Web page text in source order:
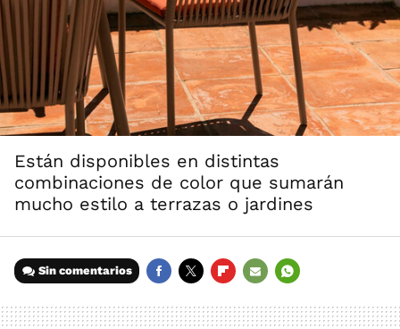
Están disponibles en distintas
combinaciones de color que sumarán
mucho estilo a terrazas o jardines
Sin comentarios
MAIL